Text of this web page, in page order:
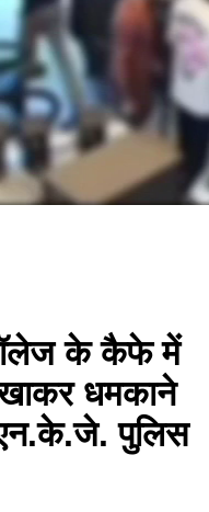
के कैफे में
धमकाने
पुलिस